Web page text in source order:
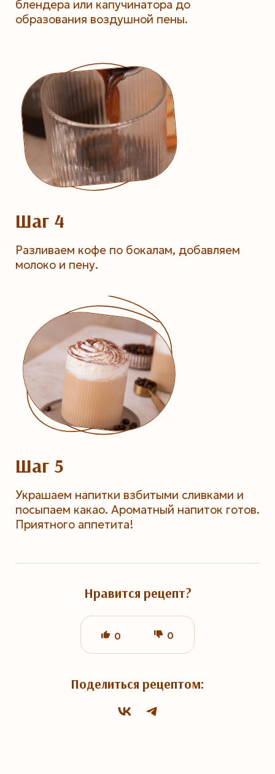
блендера или капучинатора до
образования воздушной пены.
Шаг 4
Разливаем кофе по бокалам, добавляем
молоко и пену.
Шаг 5
Украшаем напитки взбитыми сливками и
посыпаем какао. Ароматный напиток готов.
Приятного аппетита!
Нравится рецепт?
0 0
Поделиться рецептом: